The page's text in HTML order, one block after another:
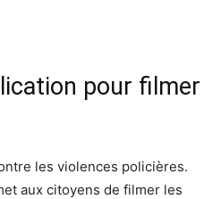
pour filmer
les violences policières.
aux citoyens de filmer les